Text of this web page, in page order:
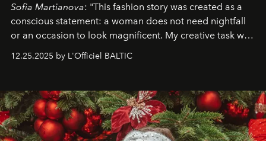
Sofia Martianova: "This fashion story was created as a
conscious statement: a woman does not need nightfall
or an occasion to look magnificent. My creative task was
that lives freely, confidently, and without permission. I
elegance is not hidden by darkness but revealed
through clarity, movement, and presence."
12.25.2025 by L'Officiel BALTIC